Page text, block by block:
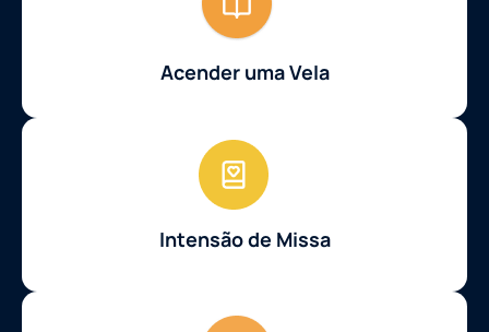
Acender uma Vela
Intensão de Missa